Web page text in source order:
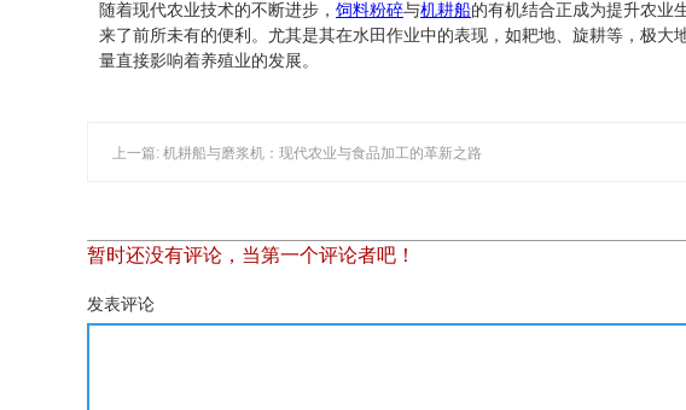
随着现代农业技术的不断进步， 饲料粉碎与机耕船的有机结合正成为提升农业
来了前所未有的便利。尤其是其在水田作业中的表现，如耙地、旋耕等，极
量直接影响着养殖业的发展。
上一篇: 机耕船与磨浆机：现代农业与食品加工的革新之路
暂时还没有评论，当第一个评论者吧！
发表评论